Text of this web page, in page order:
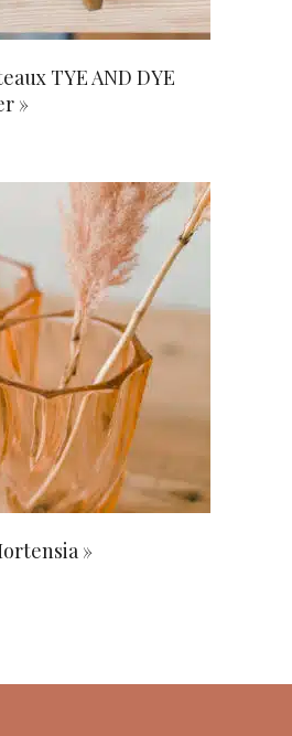
TYE AND DYE
»
AU PANIER
»